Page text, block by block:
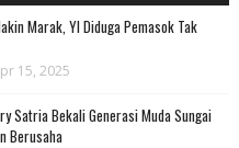
Marak, YI Diduga Pemasok Tak
15, 2025
Satria Bekali Generasi Muda Sungai
Berusaha